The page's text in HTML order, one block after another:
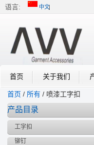
语言: 中文
首页 关于我们
首页 / 所有 / 喷漆工字扣
产品目录
工字扣
铆钉